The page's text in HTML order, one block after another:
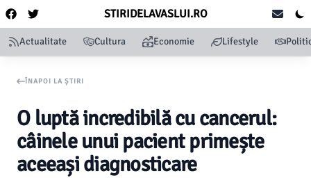
STIRIDELAVASLUI.RO
Actualitate Cultura Economie Lifestyle
ÎNAPOI LA ȘTIRI
O luptă incredibilă cu cancerul:
câinele unui pacient primește
aceeași diagnosticare